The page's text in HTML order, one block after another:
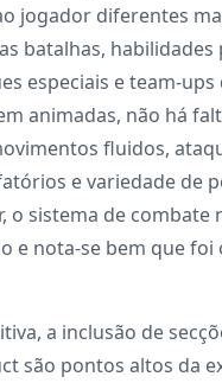
jogador diferentes
batalhas,
especiais e team-ups
animadas, não há
fluidos,
e variedade de
o sistema de combate
e nota-se bem que foi
a inclusão de
são pontos altos da